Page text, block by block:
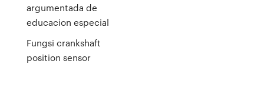
argumentada de
educacion especial
Fungsi crankshaft
position sensor